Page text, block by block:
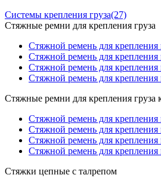
Системы крепления груза(27)
Стяжные ремни для крепления груза
Стяжной ремень для крепления
Стяжной ремень для крепления
Стяжной ремень для крепления
Стяжной ремень для крепления
Стяжные ремни для крепления груза
Стяжной ремень для крепления
Стяжной ремень для крепления
Стяжной ремень для крепления
Стяжной ремень для крепления
Стяжки цепные с талрепом